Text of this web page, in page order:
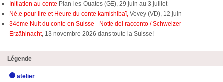
Initiation au conte Plan-les-Ouates (GE), 29 juin au 3 juillet
Né.e pour lire et Heure du conte kamishibaï, Vevey (VD), 12 juin
34ème Nuit du conte en Suisse - Notte del racconto / Schweizer
Erzählnacht, 13 novembre 2026 dans toute la Suisse!
Légende
atelier